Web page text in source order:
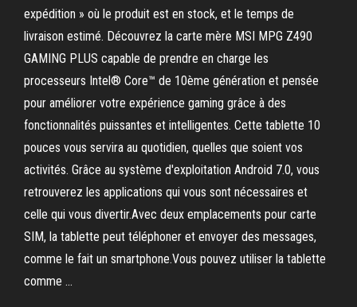
expédition » où le produit est en stock, et le temps de
livraison estimé. Découvrez la carte mère MSI MPG Z490
GAMING PLUS capable de prendre en charge les
processeurs Intel® Core™ de 10ème génération et pensée
pour améliorer votre expérience gaming grâce à des
fonctionnalités puissantes et intelligentes. Cette tablette 10
pouces vous servira au quotidien, quelles que soient vos
activités. Grâce au système d'exploitation Android 7.0, vous
retrouverez les applications qui vous sont nécessaires et
celle qui vous divertir.Avec deux emplacements pour carte
SIM, la tablette peut téléphoner et envoyer des messages,
comme le fait un smartphone.Vous pouvez utiliser la tablette
comme …